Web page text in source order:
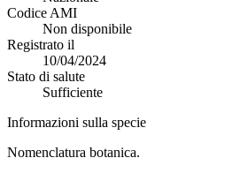
Codice AMI
Non disponibile
Registrato il
10/04/2024
Stato di salute
Sufficiente
Informazioni sulla specie
Nomenclatura botanica.